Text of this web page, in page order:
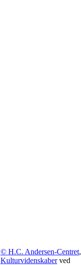
© H.C. Andersen-Centret,
Kulturvidenskaberved